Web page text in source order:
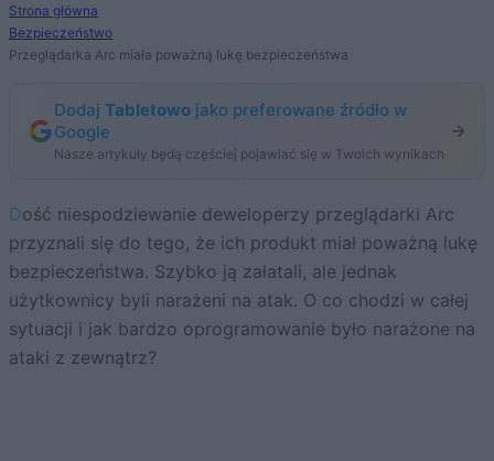
Strona główna
Bezpieczeństwo
Przeglądarka Arc miała poważną lukę bezpieczeństwa
Dodaj Tabletowo jako preferowane źródło w
Google
Nasze artykuły będą częściej pojawiać się w Twoich wynikach
Dość niespodziewanie deweloperzy przeglądarki Arc
przyznali się do tego, że ich produkt miał poważną lukę
bezpieczeństwa. Szybko ją załatali, ale jednak
użytkownicy byli narażeni na atak. O co chodzi w całej
sytuacji i jak bardzo oprogramowanie było narażone na
ataki z zewnątrz?